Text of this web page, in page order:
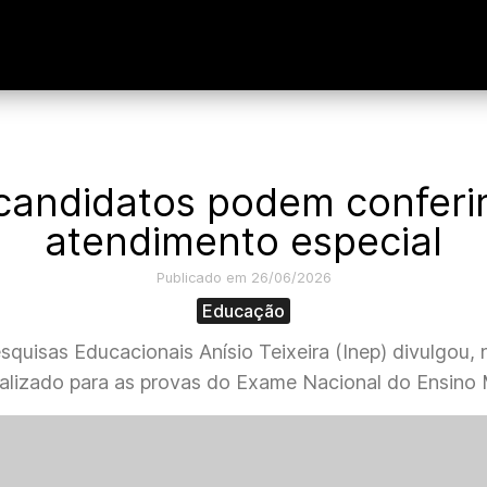
podem
atendimento especial
Publicado em 26/06/2026
Educação
Educacionais Anísio Teixeira (Inep)
para as provas do Exame Nacional do Ensino